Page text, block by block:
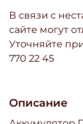
Описание
В связи с
сайте могут
Уточняйте
770 22 45